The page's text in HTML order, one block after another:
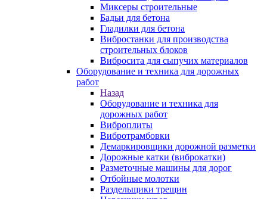
Миксеры строительные
Бадьи для бетона
Гладилки для бетона
Вибростанки для производства
строительных блоков
Вибросита для сыпучих материалов
Оборудование и техника для дорожных
работ
Назад
Оборудование и техника для
дорожных работ
Виброплиты
Вибротрамбовки
Демаркировщики дорожной разметки
Дорожные катки (виброкатки)
Разметочные машины для дорог
Отбойные молотки
Раздельщики трещин